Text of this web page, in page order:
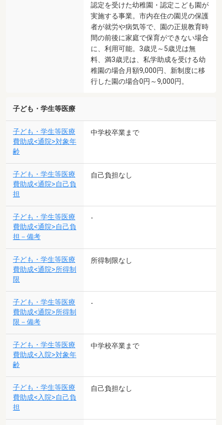
認定を受けた幼稚園・認定こども園が
実施する事業。市内在住の園児の保護
者が就労や病気等で、園の正規教育時
間の前後に家庭で保育ができない場合
に、利用可能。3歳児～5歳児は無
料、満3歳児は、私学助成を受ける幼
稚園の場合月額9,000円、新制度に移
行した園の場合0円～9,000円。
子ども・学生等医療
子ども・学生等医療
費助成<通院>対象年
齢
中学校卒業まで
子ども・学生等医療
費助成<通院>自己負
担
自己負担なし
子ども・学生等医療
費助成<通院>自己負
担－備考
-
子ども・学生等医療
費助成<通院>所得制
限
所得制限なし
子ども・学生等医療
費助成<通院>所得制
限－備考
-
子ども・学生等医療
費助成<入院>対象年
齢
中学校卒業まで
子ども・学生等医療
費助成<入院>自己負
担
自己負担なし